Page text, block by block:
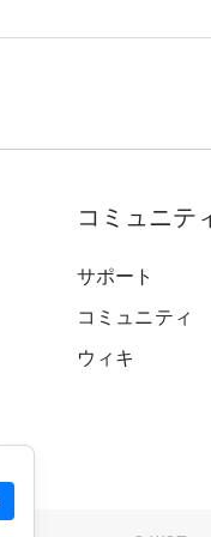
コミュニテ
サポート
コミュニティ
ウィキ